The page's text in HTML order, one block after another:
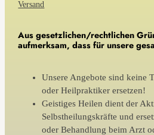
Versand
Aus gesetzlichen/rechtlichen
aufmerksam, dass für unsere
Unsere Angebote sind keine
oder Heilpraktiker ersetzen!
Geistiges Heilen dient der
Selbstheilungskräfte und
oder Behandlung beim Arzt